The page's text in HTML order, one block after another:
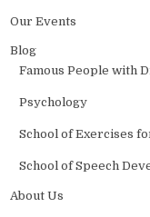
Our Events
Blog
Famous People with
Psychology
School of Exercises
School of Speech
About Us